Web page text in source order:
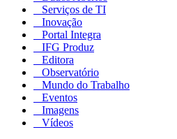
Serviços de TI
Inovação
Portal Integra
IFG Produz
Editora
Observatório
Mundo do Trabalho
Eventos
Imagens
Vídeos